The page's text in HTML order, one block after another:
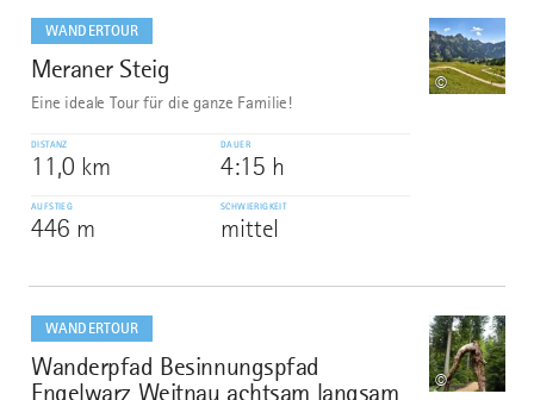
WANDERTOUR
8
Meraner Steig
©
Eine ideale Tour für die ganze Familie!
DISTANZ
11,0 km
DAUER
4:15 h
AUFSTIEG
446 m
SCHWIERIGKEIT
mittel
dazu
WANDERTOUR
9
Wanderpfad Besinnungspfad
Engelwarz Weitnau achtsam langsam
©
dazu